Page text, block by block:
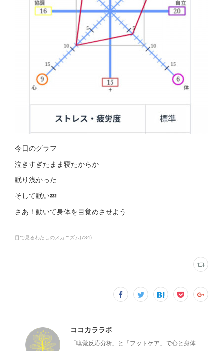
今日のグラフ
泣きすぎたまま寝たからか
眠り浅かった
そして眠い💤
さあ！動いて身体を目覚めさせよう
目で見るわたしのメカニズム(734)
ココカララボ
「嗅覚反応分析」と「フットケア」で心と身体